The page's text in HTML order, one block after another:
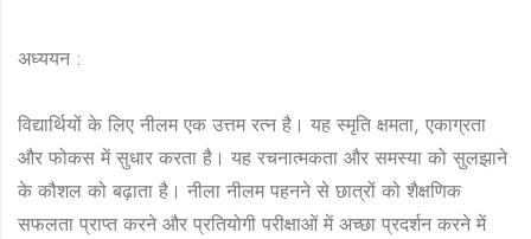
अध्ययन :
विद्यार्थियों के लिए नीलम एक उत्तम रत्न है। यह स्मृति क्षमता, एकाग्रता
और फोकस में सुधार करता है। यह रचनात्मकता और समस्या को सुलझाने
के कौशल को बढ़ाता है। नीला नीलम पहनने से छात्रों को शैक्षणिक
सफलता प्राप्त करने और प्रतियोगी परीक्षाओं में अच्छा प्रदर्शन करने में